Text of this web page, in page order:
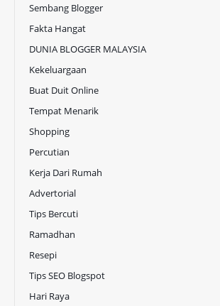
Sembang Blogger
Fakta Hangat
DUNIA BLOGGER MALAYSIA
Kekeluargaan
Buat Duit Online
Tempat Menarik
Shopping
Percutian
Kerja Dari Rumah
Advertorial
Tips Bercuti
Ramadhan
Resepi
Tips SEO Blogspot
Hari Raya